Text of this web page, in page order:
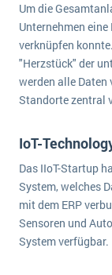
SAP investiert
ERP-Trends
Um die
Unternehmen
verknüpfen
"Herzstück" der
werden alle
Standorte zentral
IoT-
Das IIoT-Startup
System, welches
mit dem ERP
Sensoren und
System verfügbar.